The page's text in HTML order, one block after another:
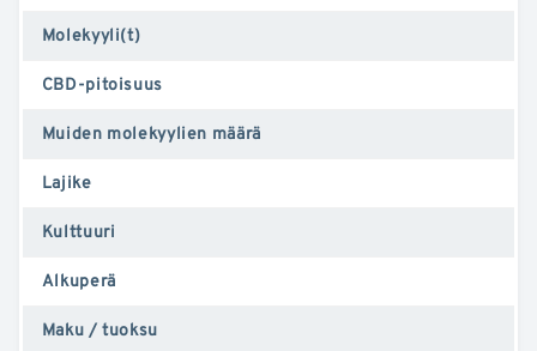
Molekyyli(t)
CBD-pitoisuus
Muiden molekyylien määrä
Lajike
Kulttuuri
Alkuperä
Maku / tuoksu